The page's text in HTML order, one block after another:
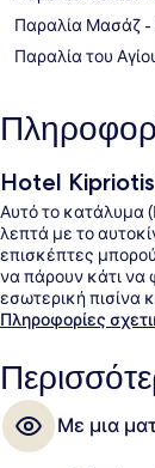
Παραλία Μασάζ-
Παραλία του
Hotel
Αυτό το κατάλυμα
λεπτά με το
επισκέπτες
να πάρουν κάτι να
εσωτερική πισίνα
Πληροφορίες
Με μια